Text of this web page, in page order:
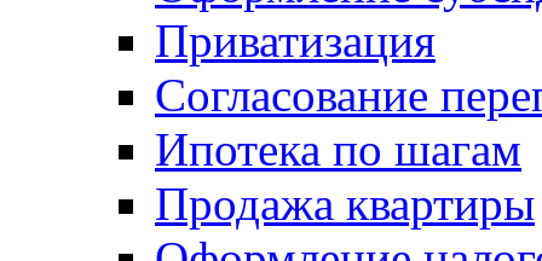
Приватизация
Согласование
Ипотека по шагам
Продажа квартиры